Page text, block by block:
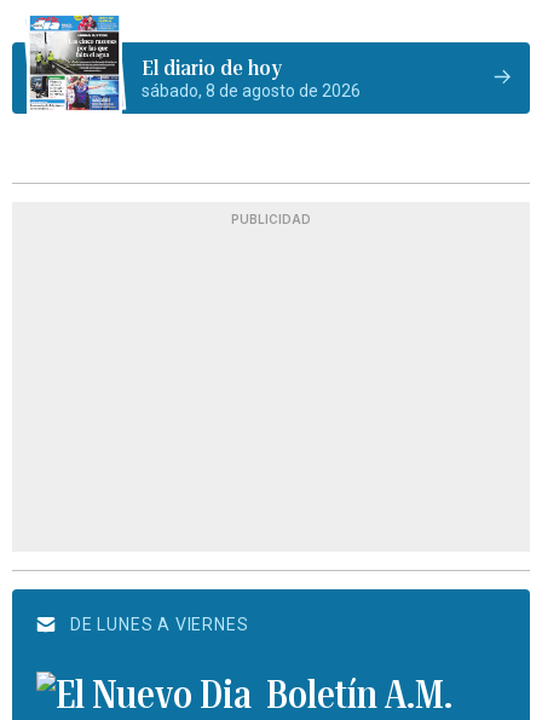
El diario de hoy
sábado, 8 de agosto de 2026
PUBLICIDAD
DE LUNES A VIERNES
Boletín A.M.